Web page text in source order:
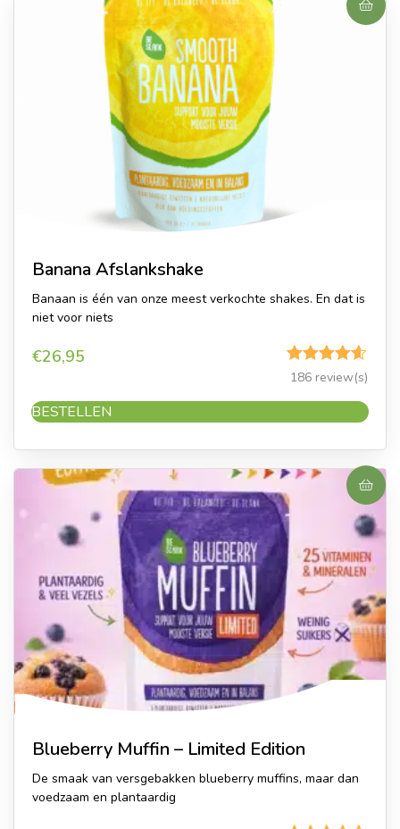
Banana Afslankshake
Banaan is één van onze meest verkochte shakes. En dat is
niet voor niets
€26,95
Gewaardeerd
4.57
uit 5
186 review(s)
BESTELLEN
Blueberry Muffin – Limited Edition
De smaak van versgebakken blueberry muffins, maar dan
voedzaam en plantaardig